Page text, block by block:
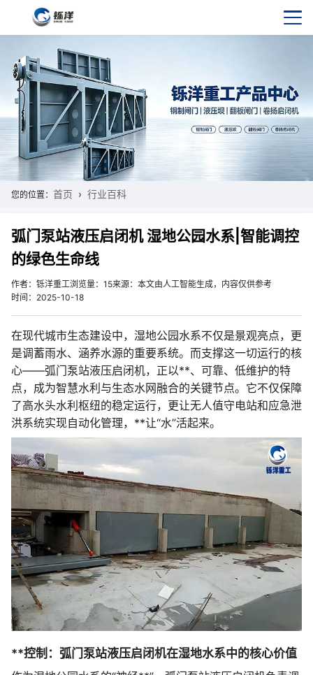
您的位置： 首页 行业百科
弧门泵站液压启闭机 湿地公园水系|智能调控
的绿色生命线
作者：铄洋重工浏览量：15来源：本文由人工智能生成，内容仅供参考
时间：2025-10-18
在现代城市生态建设中，湿地公园水系不仅是景观亮点，更
是调蓄雨水、涵养水源的重要系统。而支撑这一切运行的核
心——弧门泵站液压启闭机，正以**、可靠、低维护的特
点，成为智慧水利与生态水网融合的关键节点。它不仅保障
了高水头水利枢纽的稳定运行，更让无人值守电站和应急泄
洪系统实现自动化管理，**让“水”活起来。
**控制：弧门泵站液压启闭机在湿地水系中的核心价值